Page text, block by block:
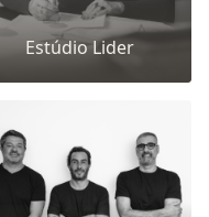
Estúdio Lider